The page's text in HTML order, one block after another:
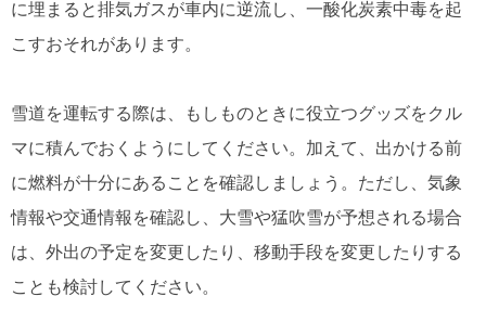
に埋まると排気ガスが車内に逆流し、一酸化炭素中毒を起
こすおそれがあります。
雪道を運転する際は、もしものときに役立つグッズをクル
マに積んでおくようにしてください。加えて、出かける前
に燃料が十分にあることを確認しましょう。ただし、気象
情報や交通情報を確認し、大雪や猛吹雪が予想される場合
は、外出の予定を変更したり、移動手段を変更したりする
ことも検討してください。